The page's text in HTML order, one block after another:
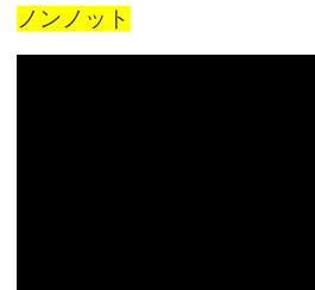
ノンノット